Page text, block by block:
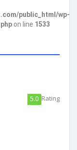
public_html/wp-
on line 1533
5.0 Rating